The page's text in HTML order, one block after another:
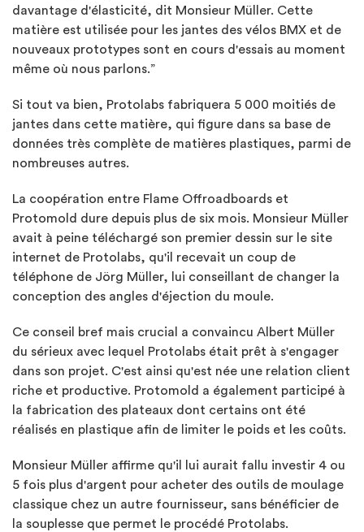
davantage d'élasticité, dit Monsieur Müller. Cette
matière est utilisée pour les jantes des vélos BMX et de
nouveaux prototypes sont en cours d'essais au moment
même où nous parlons.”
Si tout va bien, Protolabs fabriquera 5 000 moitiés de
jantes dans cette matière, qui figure dans sa base de
données très complète de matières plastiques, parmi de
nombreuses autres.
La coopération entre Flame Offroadboards et
Protomold dure depuis plus de six mois. Monsieur Müller
avait à peine téléchargé son premier dessin sur le site
internet de Protolabs, qu'il recevait un coup de
téléphone de Jörg Müller, lui conseillant de changer la
conception des angles d'éjection du moule.
Ce conseil bref mais crucial a convaincu Albert Müller
du sérieux avec lequel Protolabs était prêt à s'engager
dans son projet. C'est ainsi qu'est née une relation client
riche et productive. Protomold a également participé à
la fabrication des plateaux dont certains ont été
réalisés en plastique afin de limiter le poids et les coûts.
Monsieur Müller affirme qu'il lui aurait fallu investir 4 ou
5 fois plus d'argent pour acheter des outils de moulage
classique chez un autre fournisseur, sans bénéficier de
la souplesse que permet le procédé Protolabs.